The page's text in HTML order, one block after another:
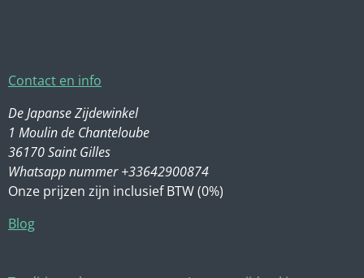
Contact en info
De Japanse Zijdewinkel
1 Moulin de Chanteloube
36170 Saint Gilles
Whatsapp nummer +33642900874
Onze prijzen zijn inclusief BTW (0%)
Blog